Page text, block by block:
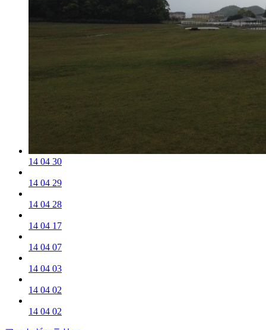
14 04 30
14 04 29
14 04 28
14 04 17
14 04 07
14 04 03
14 04 02
14 04 02